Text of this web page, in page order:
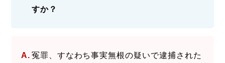
すか？
冤罪、すなわち事実無根の疑いで逮捕された